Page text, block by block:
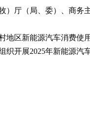
厅（局、委）、商务
地区新能源汽车消费使
开展2025年新能源汽